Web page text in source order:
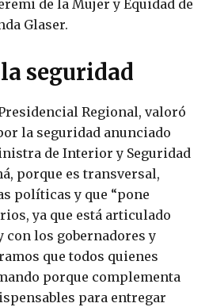
de la Mujer y Equidad de
Glaser.
seguridad
Regional, valoró
la seguridad anunciado
de Interior y Seguridad
porque es transversal,
políticas y que “pone
ya que está articulado
los gobernadores y
que todos quienes
porque complementa
para entregar